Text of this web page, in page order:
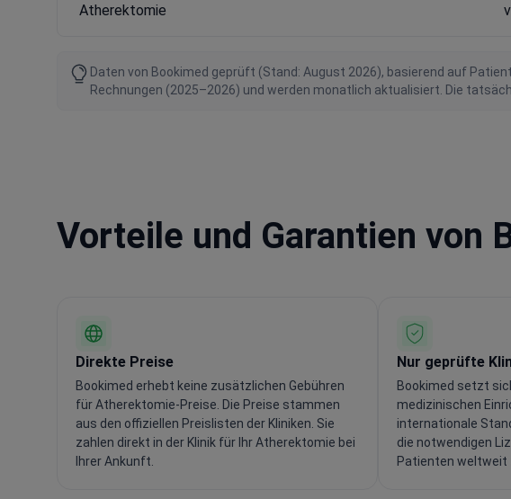
Atherektomie
Daten von Bookimed geprüft (Stand: August 2026), basierend auf
Rechnungen (2025–2026) und werden monatlich aktualisiert. Die
Vorteile und Garantien von
Direkte Preise
Bookimed erhebt keine zusätzlichen Gebühren
für Atherektomie-Preise. Die Preise stammen
aus den offiziellen Preislisten der Kliniken. Sie
zahlen direkt in der Klinik für Ihr Atherektomie bei
Ihrer Ankunft.
Nur geprüfte
Bookimed setzt
medizinischen
internationale
die notwendigen
Patienten weltweit